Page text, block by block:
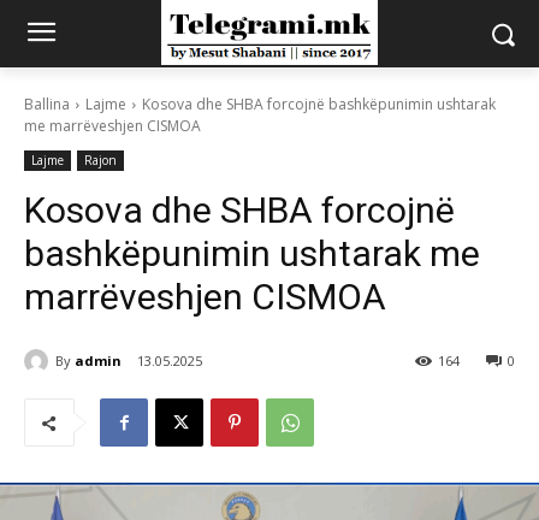
Ballina Lajme
Kosova dhe SHBA forcojnë bashkëpunimin ushtarak
me marrëveshjen CISMOA
Lajme Rajon
Kosova dhe SHBA forcojnë
bashkëpunimin ushtarak me
marrëveshjen CISMOA
By admin 13.05.2025 0
164